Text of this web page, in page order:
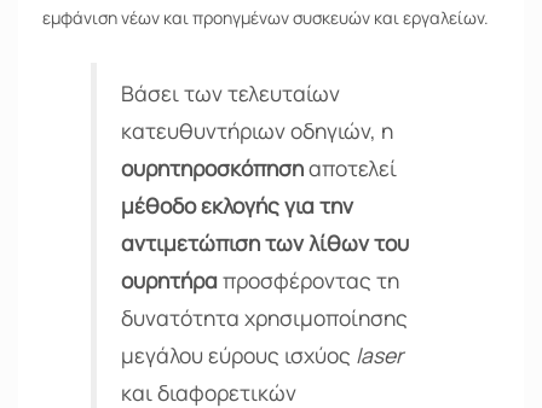
εμφάνιση νέων και προηγμένων συσκευών και εργαλείων.
Βάσει των τελευταίων
κατευθυντήριων οδηγιών, η
ουρητηροσκόπησηαποτελεί
μέθοδο εκλογής για την
αντιμετώπιση των λίθων του
ουρητήραπροσφέροντας τη
δυνατότητα χρησιμοποίησης
μεγάλου εύρους ισχύος laser
και διαφορετικών